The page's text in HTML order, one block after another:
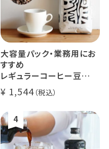
大容量パック・業務用にお
すすめ
レギュラーコーヒー豆
イツモブレンド 500g
1,544